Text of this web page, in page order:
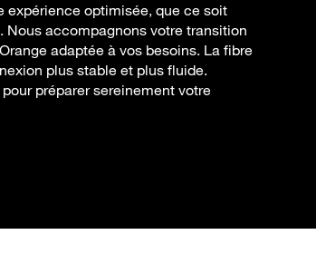
expérience optimisée, que ce soit
Nous accompagnons votre transition
adaptée à vos besoins. La fibre
plus stable et plus fluide.
préparer sereinement votre